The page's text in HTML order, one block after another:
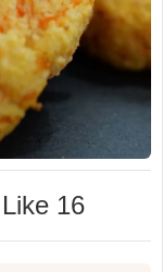
Like 16